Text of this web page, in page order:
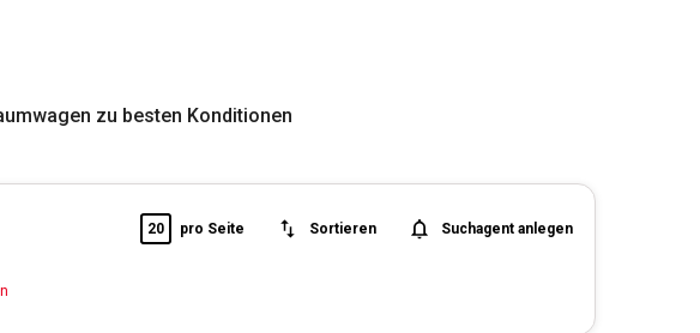
zu besten Konditionen
20 pro Seite Sortieren Suchagent anlegen